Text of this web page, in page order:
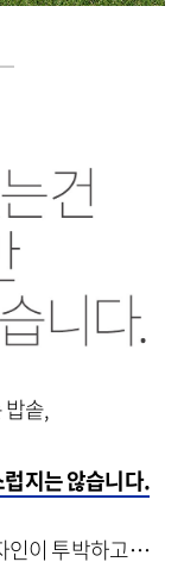
솥,
지는 않습니다.
인이 투박하고⋯